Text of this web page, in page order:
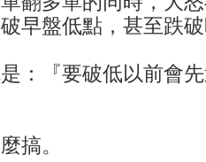
早盤低點，甚至跌
：『要破低以前會
搞。